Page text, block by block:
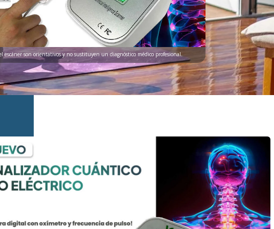
escáner son orientativos y no sustituyen un diagnóstico médico profesional.